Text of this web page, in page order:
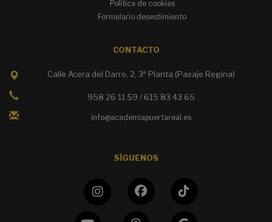
Política de cookies
Formulario desestimiento
CONTACTO
Calle Acera del Darro, 2, 3ª Planta (Pasaje Regina)
958 26 11 59 / 615 83 43 65
info@academiapuertareal.es
SÍGUENOS